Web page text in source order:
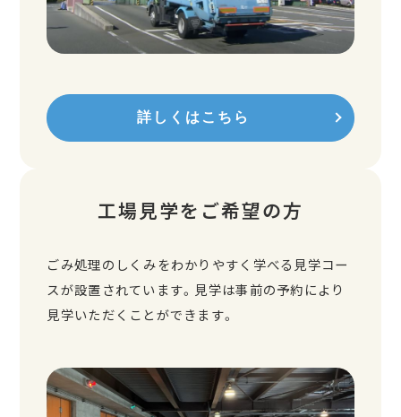
詳しくはこちら
工場見学をご希望の方
ごみ処理のしくみをわかりやすく学べる見学コー
スが設置されています。見学は事前の予約により
見学いただくことができます。